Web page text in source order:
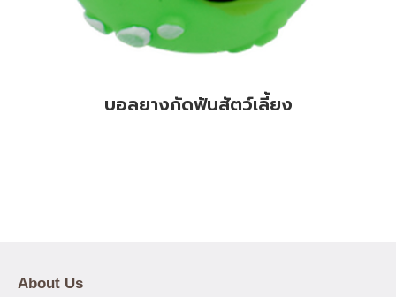
บอลยางกัดฟันสัตว์เลี้ยง
About Us